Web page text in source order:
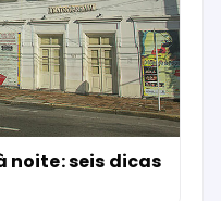
noite: seis dicas